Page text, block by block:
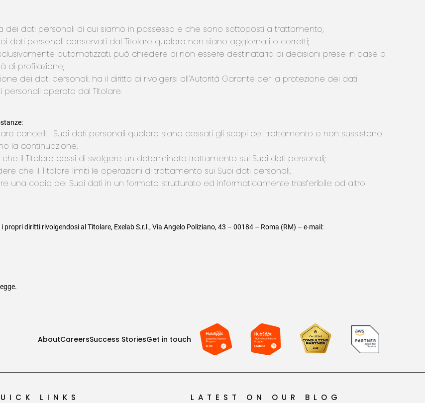
dei dati personali di cui siamo in possesso e che sono sottoposti a trattamento;
dati personali conservati dal Titolare qualora non siano aggiornati o corretti;
automatizzati: può chiedere di non essere destinatario di decisioni prese in base a
di profilazione;
dei dati personali: ha il diritto di rivolgersi all’Autorità Garante per la protezione dei dati
operato dal Titolare.
cancelli i Suoi dati personali qualora siano cessati gli scopi del trattamento e non sussistano
la continuazione;
il Titolare cessi di svolgere un determinato trattamento sui Suoi dati personali;
che il Titolare limiti le operazioni di trattamento sui Suoi dati personali;
una copia dei Suoi dati in un formato strutturato ed informaticamente trasferibile ad altro
diritti rivolgendosi al Titolare, Exelab S.r.l., Via Angelo Poliziano, 43 – 00184 – Roma (RM) – e-mail:
AboutCareersSuccess StoriesGet in touch
LINKS LATEST ON OUR BLOG